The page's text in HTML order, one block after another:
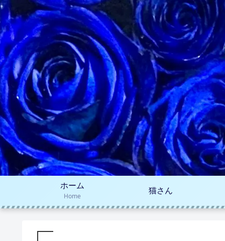
ホーム
Home
猫さん